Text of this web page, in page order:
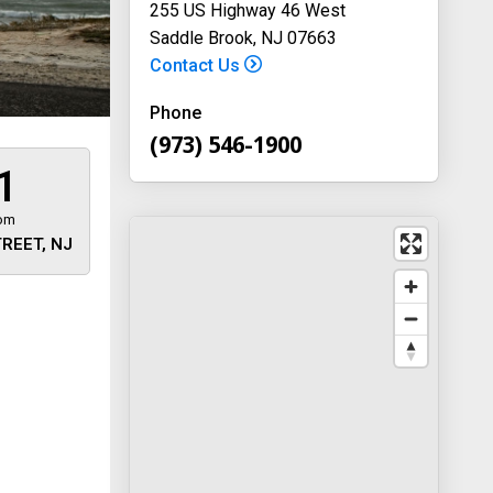
NJ
255 US Highway 46 West
Saddle Brook, NJ 07663
Contact Us
Phone
(973) 546-1900